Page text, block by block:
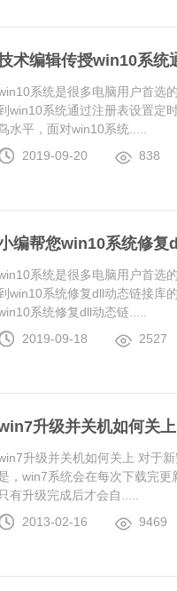
术编辑传授win10系统
系统是很多电脑用户首选
win10系统通过注册表设置定
水平，面对win10系统.....
2019-09-20
838
编帮您win10系统修复
系统是很多电脑用户首选
win10系统修复dll动态链接库
系统修复dll动态链.....
2019-09-18
2527
升级并关机如何关上
升级并关机如何关上 对于
，win7系统会在每次下载完
只有升级完成后才会自.....
2013-02-16
9469